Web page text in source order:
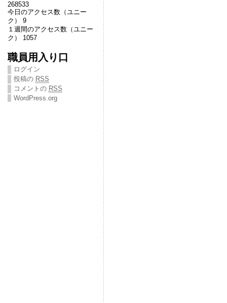
268533
今日のアクセス数（ユニー
ク） 9
１週間のアクセス数（ユニー
ク） 1057
職員用入り口
ログイン
投稿の RSS
コメントの RSS
WordPress.org